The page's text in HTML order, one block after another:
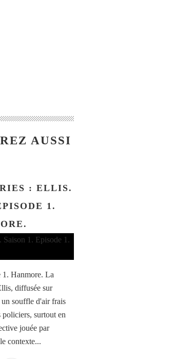
AUSSI
: ELLIS.
1.
1. Hanmore. La
diffusée sur
souffle d'air frais
policiers, surtout en
jouée par
contexte...